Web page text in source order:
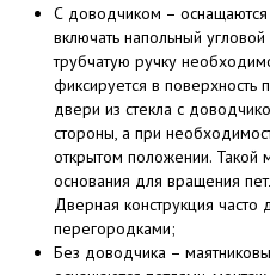
С доводчиком – оснащаются
включать напольный
трубчатую ручку
фиксируется в поверхность
двери из стекла с
стороны, а при
открытом положении. Такой
основания для вращения
Дверная конструкция часто
перегородками;
Без доводчика –